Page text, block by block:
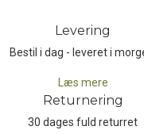
Levering
Bestil i dag - leveret i
Læs mere
Returnering
30 dages fuld returret